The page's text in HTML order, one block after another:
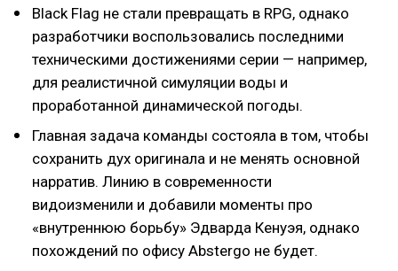
Black Flag не стали превращать в RPG, однако
разработчики воспользовались последними
техническими достижениями серии — например,
для реалистичной симуляции воды и
проработанной динамической погоды.
Главная задача команды состояла в том, чтобы
сохранить дух оригинала и не менять основной
нарратив. Линию в современности
видоизменили и добавили моменты про
«внутреннюю борьбу» Эдварда Кенуэя, однако
похождений по офису Abstergo не будет.